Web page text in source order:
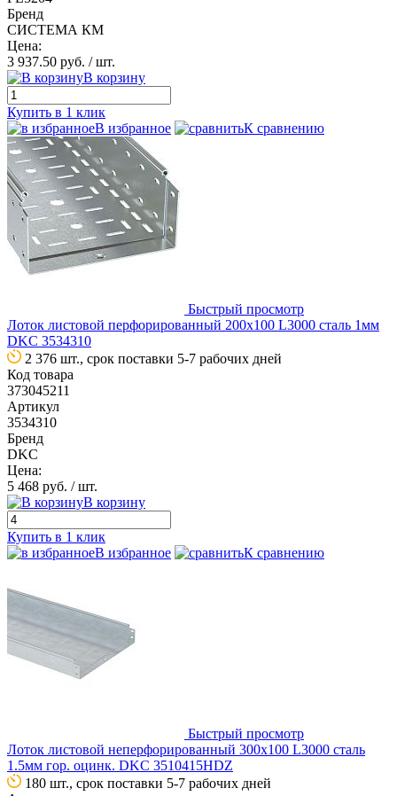
Бренд
СИСТЕМА КМ
Цена:
3 937.50 руб. / шт.
В корзину
Купить в 1 клик
В избранное
К сравнению
Быстрый просмотр
Лоток листовой перфорированный 200х100 L3000 сталь 1мм
DKC 3534310
2 376 шт., срок поставки 5-7 рабочих дней
Код товара
373045211
Артикул
3534310
Бренд
DKC
Цена:
5 468 руб. / шт.
В корзину
Купить в 1 клик
В избранное
К сравнению
Быстрый просмотр
Лоток листовой неперфорированный 300х100 L3000 сталь
1.5мм гор. оцинк. DKC 3510415HDZ
180 шт., срок поставки 5-7 рабочих дней